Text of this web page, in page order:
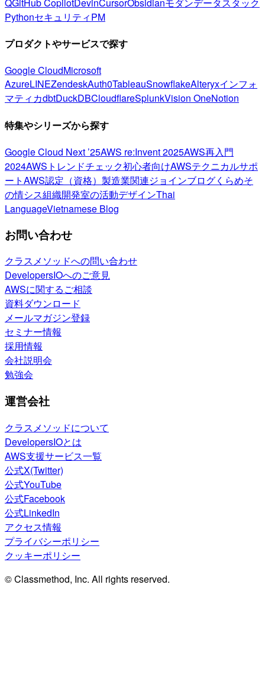
PythonセキュリティPM
プロダクトやサービスで探す
Google CloudMicrosoft
AzureLINEZendeskAuth0TableauSnowflakeAlteryxインフォ
マティカdbtDuckDBCloudflareSplunkVision OneNotion
特集やシリーズから探す
Google Cloud Next ’25AWS re:Invent 2025AWS再入門
2024AWSトレンドチェック初心者向けAWSテクニカルサポ
ートAWS認定（資格） 製造業関連ジョインブログくらめそ
の情シス組織開発室の活動デザインThai
LanguageVietnamese Blog
お問い合わせ
クラスメソッドへの問い合わせ
DevelopersIOへのご意見
AWSに関するご相談
資料ダウンロード
メールマガジン登録
セミナー情報
採用情報
会社説明会
勉強会
運営会社
クラスメソッドについて
DevelopersIOとは
AWS支援サービス一覧
公式X(Twitter)
公式YouTube
公式Facebook
公式LinkedIn
アクセス情報
プライバシーポリシー
クッキーポリシー
© Classmethod, Inc. All rights reserved.